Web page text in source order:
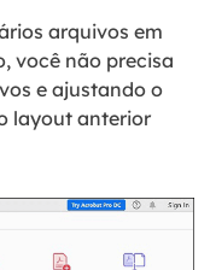
arquivos em
você não precisa
e ajustando o
layout anterior